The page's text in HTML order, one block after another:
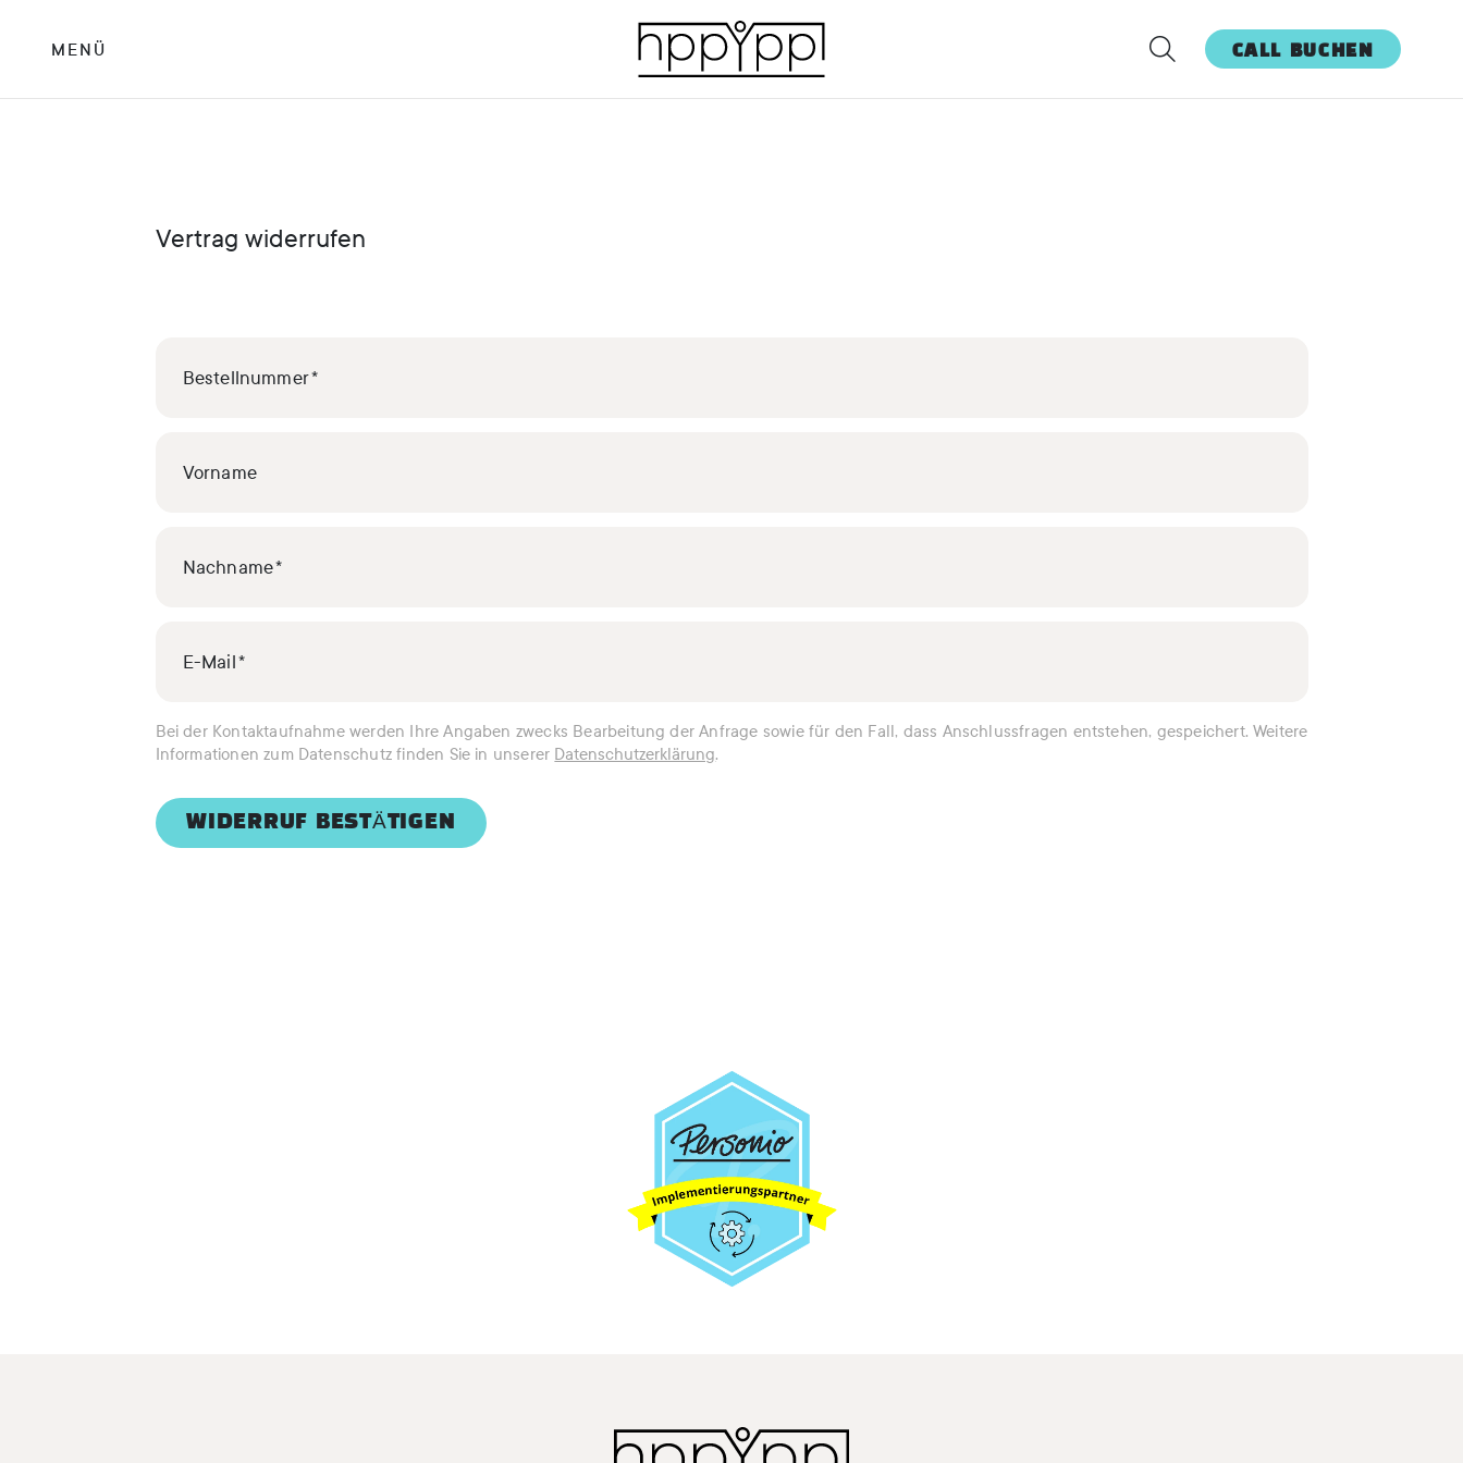
MENÜ CALL BUCHEN
Vertrag widerrufen
Bestellnummer
Vorname
Nachname
E-Mail
Bei der Kontaktaufnahme werden Ihre Angaben zwecks Bearbeitung der Anfrage sowie für den Fall, dass Anschlussfragen entstehen, gespeichert. Weitere
Informationen zum Datenschutz finden Sie in unserer Datenschutzerklärung.
WIDERRUF BESTÄTIGEN